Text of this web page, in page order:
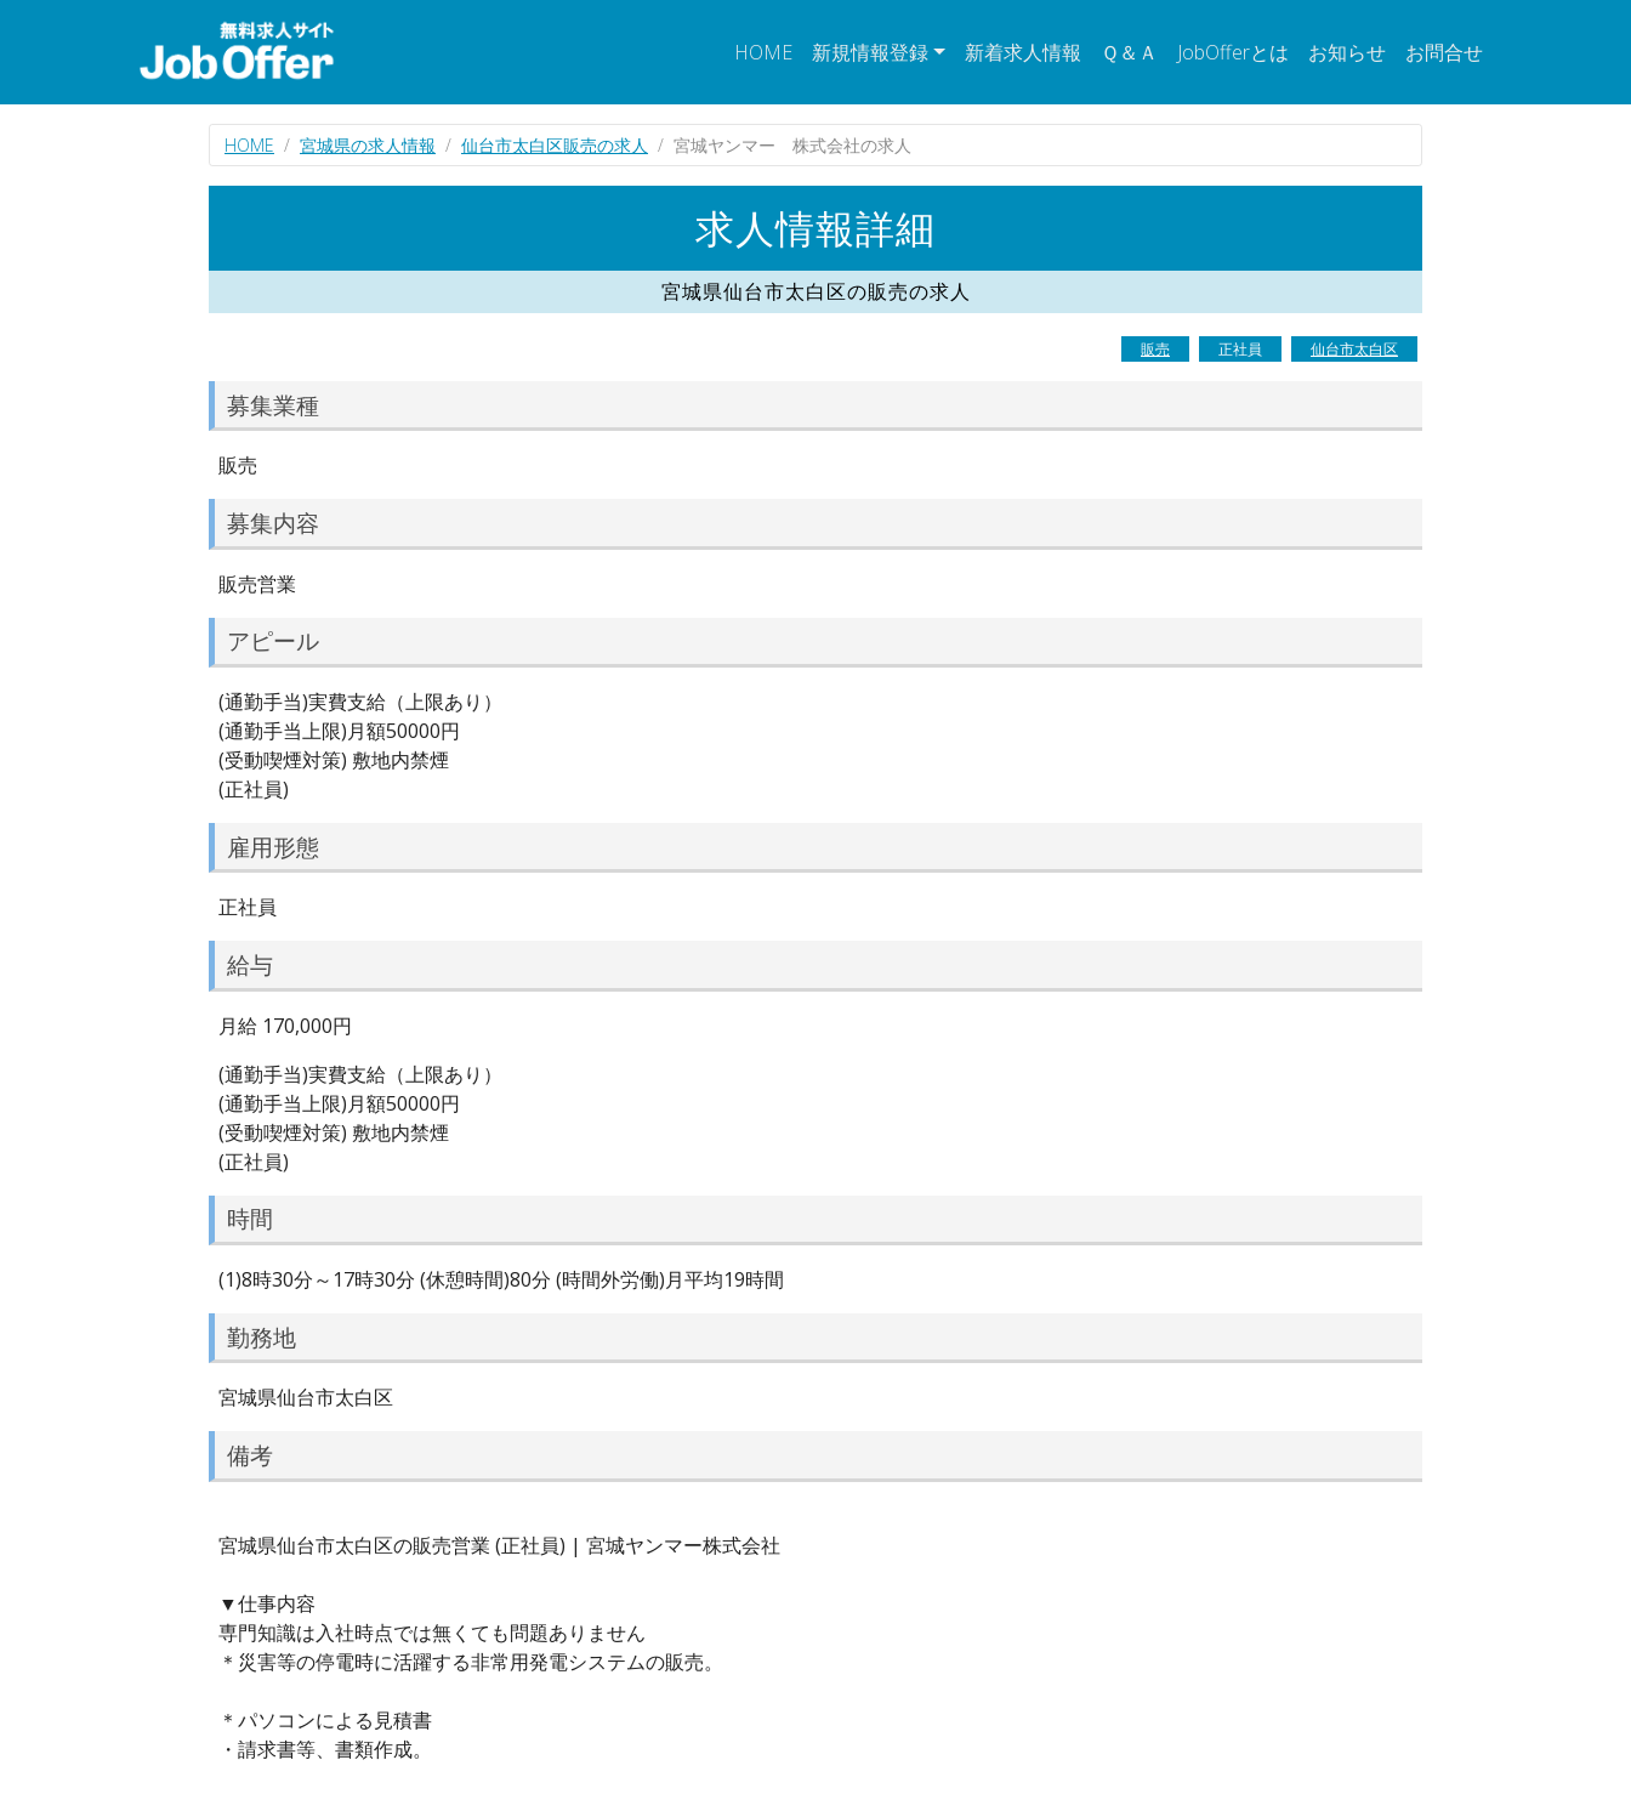
HOME 新規情報登録 新着求人情報 Ｑ＆Ａ JobOfferとは お知らせ お問合せ
HOME 宮城県の求人情報 仙台市太白区販売の求人 宮城ヤンマー 株式会社の求人
求人情報詳細
宮城県仙台市太白区の販売の求人
販売 正社員 仙台市太白区
募集業種
販売
募集内容
販売営業
アピール
(通勤手当)実費支給（上限あり）
(通勤手当上限)月額50000円
(受動喫煙対策) 敷地内禁煙
(正社員)
雇用形態
正社員
給与
月給 170,000円
(通勤手当)実費支給（上限あり）
(通勤手当上限)月額50000円
(受動喫煙対策) 敷地内禁煙
(正社員)
時間
(1)8時30分～17時30分 (休憩時間)80分 (時間外労働)月平均19時間
勤務地
宮城県仙台市太白区
備考
宮城県仙台市太白区の販売営業 (正社員) | 宮城ヤンマー株式会社
▼仕事内容
専門知識は入社時点では無くても問題ありません
＊災害等の停電時に活躍する非常用発電システムの販売。
＊パソコンによる見積書
・請求書等、書類作成。